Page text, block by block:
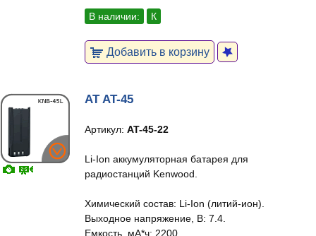
В наличии: К
Добавить в корзину
AT AT-45
Артикул: AT-45-22
Li-Ion аккумуляторная батарея для
радиостанций Kenwood.
Химический состав: Li-Ion (литий-ион).
Выходное напряжение, В: 7.4.
Емкость, мА*ч: 2200.